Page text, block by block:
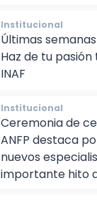
Institucional
Últimas semanas
Haz de tu pasión
Institucional
Ceremonia de
ANFP destaca
nuevos
importante hito